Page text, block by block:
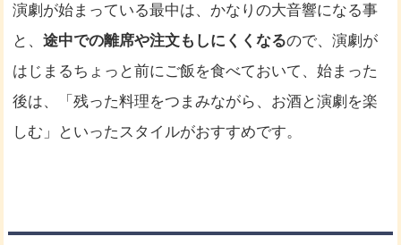
演劇が始まっている最中は、かなりの大音響になる事
と、途中での離席や注文もしにくくなるので、演劇が
はじまるちょっと前にご飯を食べておいて、始まった
後は、「残った料理をつまみながら、お酒と演劇を楽
しむ」といったスタイルがおすすめです。